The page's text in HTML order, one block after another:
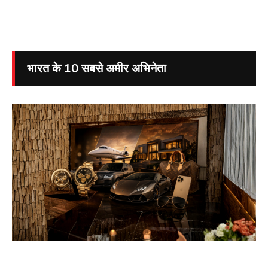
भारत के 10 सबसे अमीर अभिनेता